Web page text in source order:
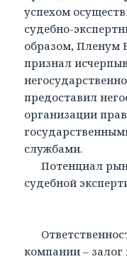
успехом
судебно-
образом, Пленум
признал
предоставил
организации
службами.
Потенциал
судебной
компании –